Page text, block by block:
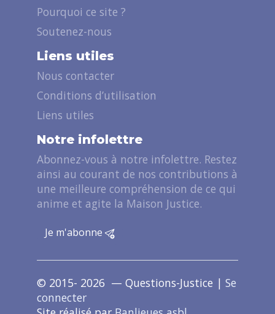
Pourquoi ce site ?
Soutenez-nous
Liens utiles
Nous contacter
Conditions d’utilisation
Liens utiles
Notre infolettre
Abonnez-vous à notre infolettre. Restez
ainsi au courant de nos contributions à
une meilleure compréhension de ce qui
anime et agite la Maison Justice.
Je m'abonne
© 2015- 2026 — Questions-Justice | Se
connecter